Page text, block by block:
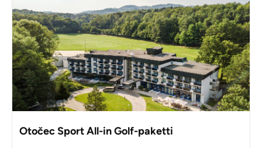
Otočec Sport All-in Golf-paketti